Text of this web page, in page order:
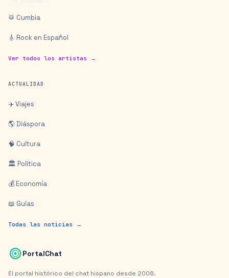
🥁 Cumbia
🎸 Rock en Español
Ver todos los artistas →
ACTUALIDAD
✈️ Viajes
🌎 Diáspora
🧠 Cultura
🏛️ Política
💰 Economía
📖 Guías
Todas las noticias →
PortalChat
El portal histórico del chat hispano desde 2008.